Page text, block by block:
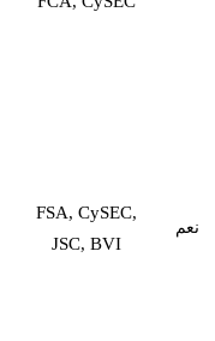
نعم
FSA, CySEC,
JSC, BVI